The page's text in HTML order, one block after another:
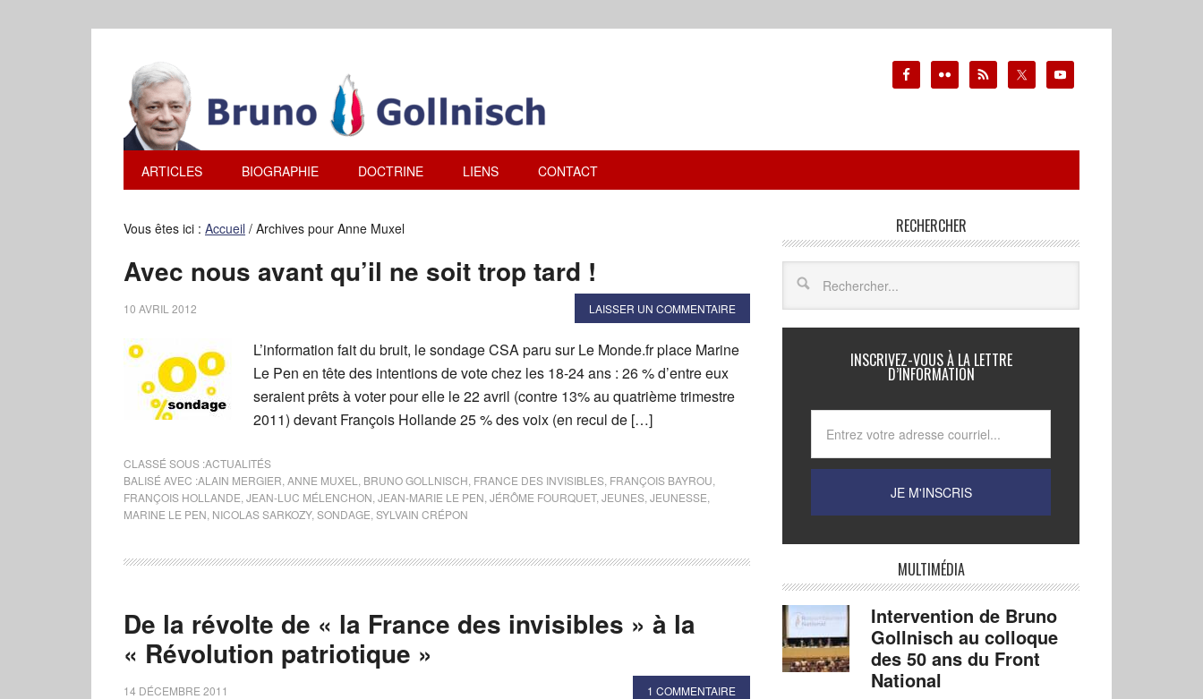
ARTICLES BIOGRAPHIE DOCTRINE LIENS CONTACT
Vous êtes ici : Accueil / Archives pour Anne Muxel
Avec nous avant qu’il ne soit trop tard !
10 AVRIL 2012 LAISSER UN COMMENTAIRE
L’information fait du bruit, le sondage CSA paru sur Le Monde.fr place Marine
Le Pen en tête des intentions de vote chez les 18-24 ans : 26 % d’entre eux
seraient prêts à voter pour elle le 22 avril (contre 13% au quatrième trimestre
2011) devant François Hollande 25 % des voix (en recul de […]
CLASSÉ SOUS :ACTUALITÉS
BALISÉ AVEC :ALAIN MERGIER ANNE MUXEL BRUNO GOLLNISCH FRANCE DES INVISIBLES FRANÇOIS BAYROU
FRANÇOIS HOLLANDE JEAN-LUC MÉLENCHON JEAN-MARIE LE PEN JÉRÔME FOURQUET, JEUNES JEUNESSE
MARINE LE PEN NICOLAS SARKOZY, SONDAGE SYLVAIN CRÉPON
De la révolte de « la France des invisibles » à la
« Révolution patriotique »
14 DÉCEMBRE 2011 1 COMMENTAIRE
RECHERCHER
INSCRIVEZ-VOUS À LA LETTRE
D’INFORMATION
MULTIMÉDIA
Intervention de Bruno
Gollnisch au colloque
des 50 ans du Front
National